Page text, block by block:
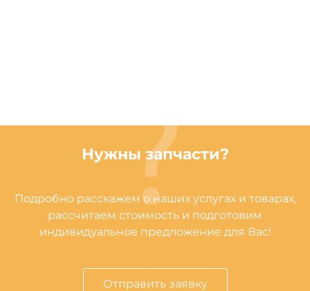
Нужны запчасти?
Подробно расскажем о наших услугах и товарах,
рассчитаем стоимость и подготовим
индивидуальное предложение для Вас!
Отправить заявку